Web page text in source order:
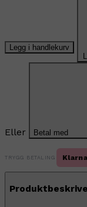
Legg i handlekurv
Eller Betal med
TRYGG BETALING